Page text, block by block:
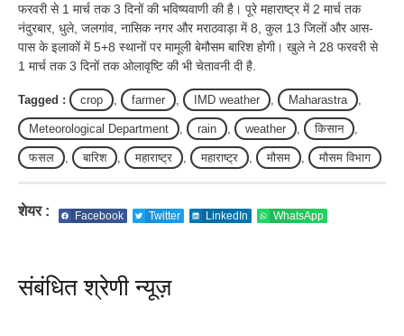
फरवरी से 1 मार्च तक 3 दिनों की भविष्यवाणी की है। पूरे महाराष्ट्र में 2 मार्च तक
नंदुरबार, धुले, जलगांव, नासिक नगर और मराठवाड़ा में 8, कुल 13 जिलों और आस-
पास के इलाकों में 5+8 स्थानों पर मामूली बेमौसम बारिश होगी। खुले ने 28 फरवरी से
1 मार्च तक 3 दिनों तक ओलावृष्टि की भी चेतावनी दी है.
Tagged : crop farmer IMD weather Maharastra
Meteorological Department rain weather किसान
फसल बारिश महाराष्ट्र महाराष्ट्र मौसम मौसम विभाग
शेयर : Facebook Twitter LinkedIn WhatsApp
संबंधित श्रेणी न्यूज़